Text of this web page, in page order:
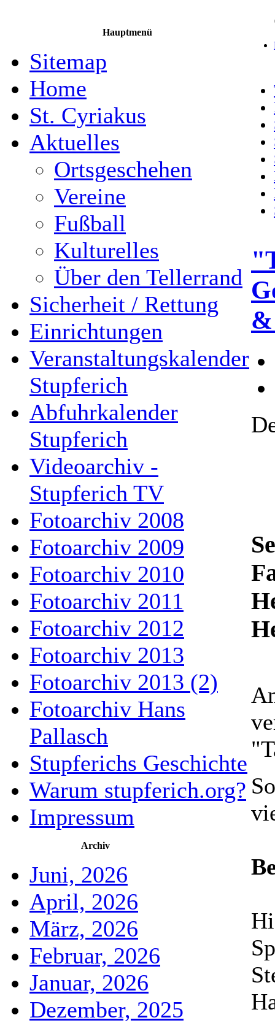
Hauptmenü
Sitemap
Home
St. Cyriakus
Aktuelles
Ortsgeschehen
Vereine
Fußball
Kulturelles
Über den Tellerrand
Sicherheit / Rettung
Einrichtungen
Veranstaltungskalender
Stupferich
Abfuhrkalender
Stupferich
Videoarchiv -
Stupferich TV
Fotoarchiv 2008
Fotoarchiv 2009
Fotoarchiv 2010
Fotoarchiv 2011
Fotoarchiv 2012
Fotoarchiv 2013
Fotoarchiv 2013 (2)
Fotoarchiv Hans
Pallasch
Stupferichs Geschichte
Warum stupferich.org?
Impressum
Archiv
Juni, 2026
April, 2026
März, 2026
Februar, 2026
Januar, 2026
Dezember, 2025